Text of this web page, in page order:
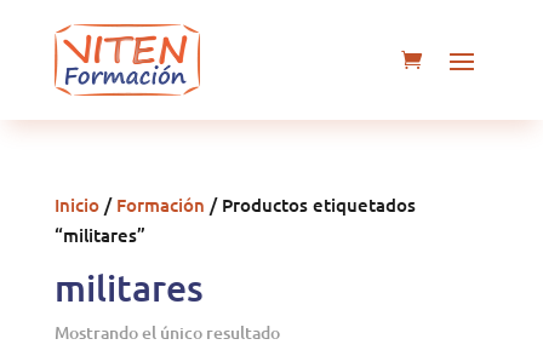
Inicio/ Formación / Productos etiquetados
“militares”
militares
Mostrando el único resultado